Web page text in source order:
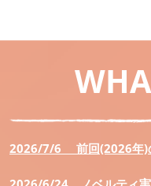
2026/7/6 前回(2026年)